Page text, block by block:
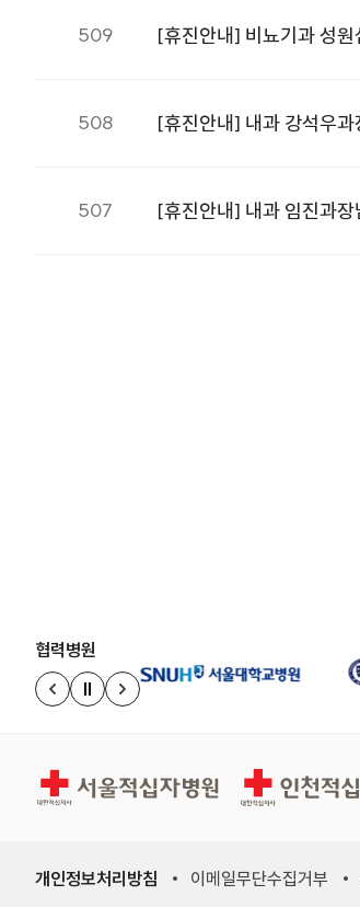
509 [휴진안내] 비뇨기과 성
508 [휴진안내] 내과 강석우
507 [휴진안내] 내과 임진과
협력병원
이전 슬라이드
정지
다음 슬라이드
서울적십자병원 인천적십자병원
개인정보처리방침 이메일무단수집거부